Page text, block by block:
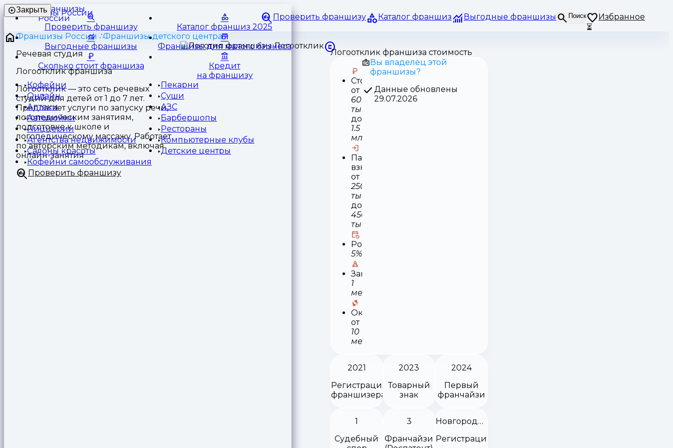
Франшизы
России
Проверить франшизу Каталог франшиз Выгодные франшизы Поиск
Избранное
⏳
Закрыть
Проверить франшизу Каталог франшиз 2025
Выгодные франшизы Франшизы для малого бизнеса
Сколько стоит франшиза
Кредит
на франшизу
Кофейни
Пекарни
Онлайн
Суши
Аптеки
АЗС
Автомойки
Барбершопы
Пиццерии
Рестораны
Агентства недвижимости
Компьютерные клубы
Салоны красоты
Детские центры
Кофейни самообслуживания
Франшизы России
Франшизы детского центра
Речевая студия
Логоотклик франшиза
Логоотклик — это сеть речевых
студий для детей от 1 до 7 лет.
Предлагает услуги по запуску речи,
логопедическим занятиям,
подготовке к школе и
логопедическому массажу. Работает
по авторским методикам, включая
онлайн-занятия
Проверить франшизу
Логоотклик франшиза стоимость
Стоимость
от
600
тыс
до
1.5
млн
Паушальный
взнос
от
250
тыс
до
450
тыс
Роялти
5%
Запуск
1
месяц
Окупаемость
от
10
месяцев
Вы владелец этой
франшизы?
Данные обновлены
29.07.2026
2021
Регистрация
франшизера
2023
Товарный
знак
2024
Первый
франчайзи
1
Судебный
3
Франчайзи
Новгородская область
Регистрация